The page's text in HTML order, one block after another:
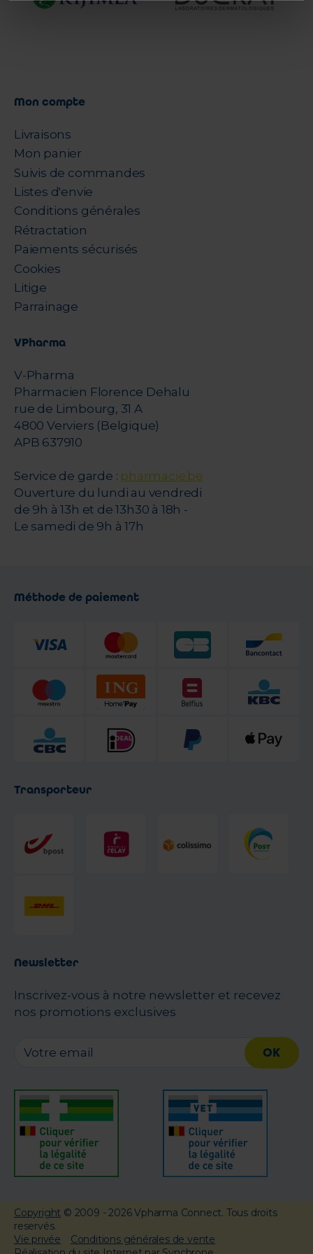
Mon compte
Livraisons
Mon panier
Suivis de commandes
Listes d'envie
Conditions générales
Rétractation
Paiements sécurisés
Cookies
Litige
Parrainage
VPharma
V-Pharma
Pharmacien Florence Dehalu
rue de Limbourg, 31 A
4800 Verviers (Belgique)
APB 637910
Service de garde : pharmacie.be
Ouverture du lundi au vendredi
de 9h à 13h et de 13h30 à 18h -
Le samedi de 9h à 17h
Méthode de paiement
Transporteur
Newsletter
Inscrivez-vous à notre newsletter et recevez
nos promotions exclusives
OK
Copyright © 2009 - 2026 Vpharma Connect. Tous droits
reservés.
Vie privée
Conditions générales de vente